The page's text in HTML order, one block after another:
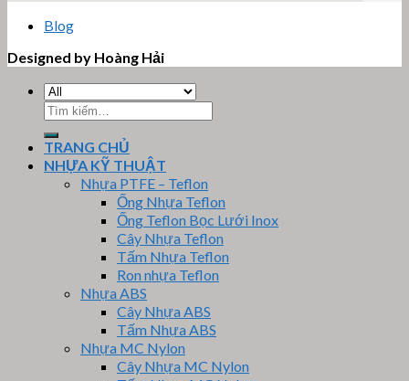
Blog
Designed by Hoàng Hải
Tìm
kiếm:
TRANG CHỦ
NHỰA KỸ THUẬT
Nhựa PTFE – Teflon
Ống Nhựa Teflon
Ống Teflon Bọc Lưới Inox
Cây Nhựa Teflon
Tấm Nhựa Teflon
Ron nhựa Teflon
Nhựa ABS
Cây Nhựa ABS
Tấm Nhựa ABS
Nhựa MC Nylon
Cây Nhựa MC Nylon